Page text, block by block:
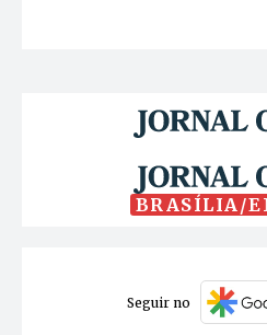
BRASÍLIA/
Seguir no